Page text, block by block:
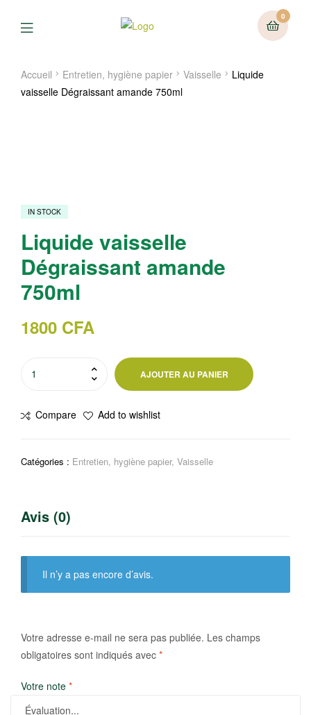
0
Menu
Accueil Entretien, hygiène papier Vaisselle
Liquide
vaisselle Dégraissant amande 750ml
IN STOCK
Liquide vaisselle
Dégraissant amande
750ml
1800 CFA
vaisselle
750ml
AJOUTER AU PANIER
Compare Add to wishlist
Catégories : Entretien, hygiène papier, Vaisselle
Avis (0)
Il n’y a pas encore d’avis.
Votre adresse e-mail ne sera pas publiée. Les champs
obligatoires sont indiqués avec *
Votre note *